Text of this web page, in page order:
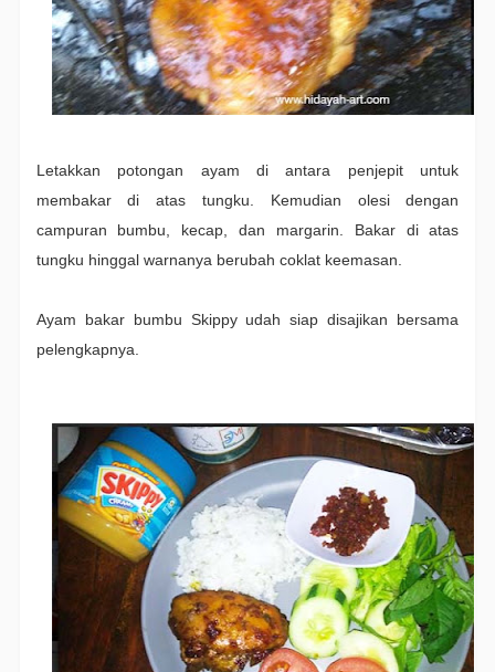
Letakkan potongan ayam di antara penjepit untuk
membakar di atas tungku. Kemudian olesi dengan
campuran bumbu, kecap, dan margarin. Bakar di atas
tungku hinggal warnanya berubah coklat keemasan.
Ayam bakar bumbu Skippy udah siap disajikan bersama
pelengkapnya.